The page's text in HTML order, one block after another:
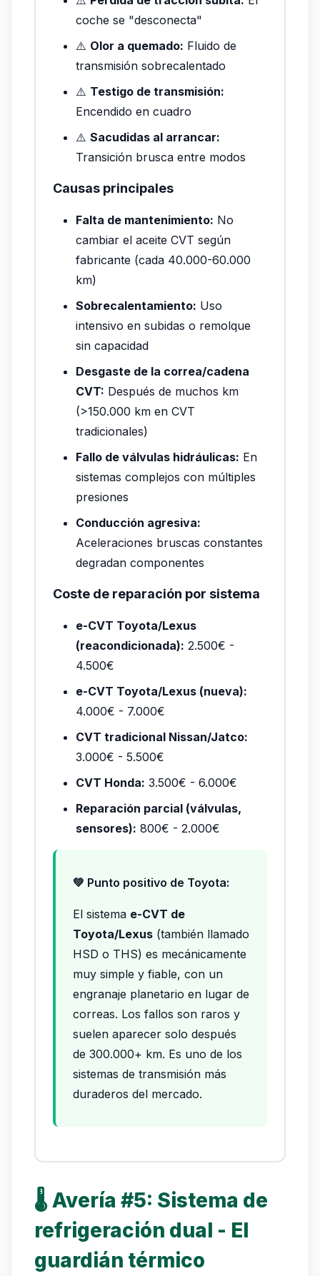
coche se "desconecta"
⚠️ Olor a quemado: Fluido de
transmisión sobrecalentado
⚠️ Testigo de transmisión:
Encendido en cuadro
⚠️ Sacudidas al arrancar:
Transición brusca entre modos
Causas principales
Falta de mantenimiento: No
cambiar el aceite CVT según
fabricante (cada 40.000-60.000
km)
Sobrecalentamiento: Uso
intensivo en subidas o remolque
sin capacidad
Desgaste de la correa/cadena
CVT: Después de muchos km
(>150.000 km en CVT
tradicionales)
Fallo de válvulas hidráulicas: En
sistemas complejos con múltiples
presiones
Conducción agresiva:
Aceleraciones bruscas constantes
degradan componentes
Coste de reparación por sistema
e-CVT Toyota/Lexus
(reacondicionada): 2.500€ -
4.500€
e-CVT Toyota/Lexus (nueva):
4.000€ - 7.000€
CVT tradicional Nissan/Jatco:
3.000€ - 5.500€
CVT Honda: 3.500€ - 6.000€
Reparación parcial (válvulas,
sensores): 800€ - 2.000€
💚 Punto positivo de Toyota:
El sistema e-CVT de
Toyota/Lexus (también llamado
HSD o THS) es mecánicamente
muy simple y fiable, con un
engranaje planetario en lugar de
correas. Los fallos son raros y
suelen aparecer solo después
de 300.000+ km. Es uno de los
sistemas de transmisión más
duraderos del mercado.
🌡️ Avería #5: Sistema de
refrigeración dual - El
guardián térmico